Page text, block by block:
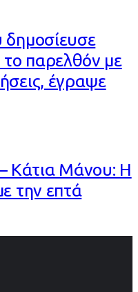
δημοσίευσε
παρελθόν με
έγραψε
Κάτια Μάνου: Η
την επτά